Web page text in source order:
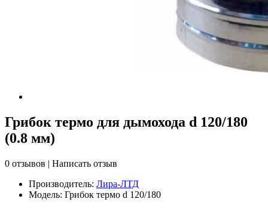
Грибок термо для дымохода d 120/180
(0.8 мм)
0 отзывов | Написать отзыв
Производитель: Лира-ЛТД
Модель: Грибок термо d 120/180